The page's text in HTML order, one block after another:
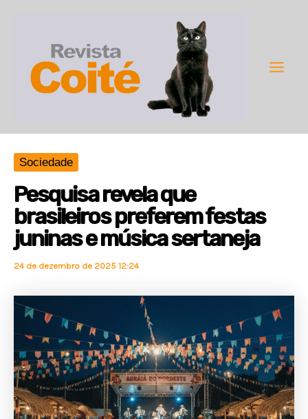
conteúdo
Sociedade
Pesquisa revela que
brasileiros preferem festas
juninas e música sertaneja
24 de dezembro de 2025 12:24